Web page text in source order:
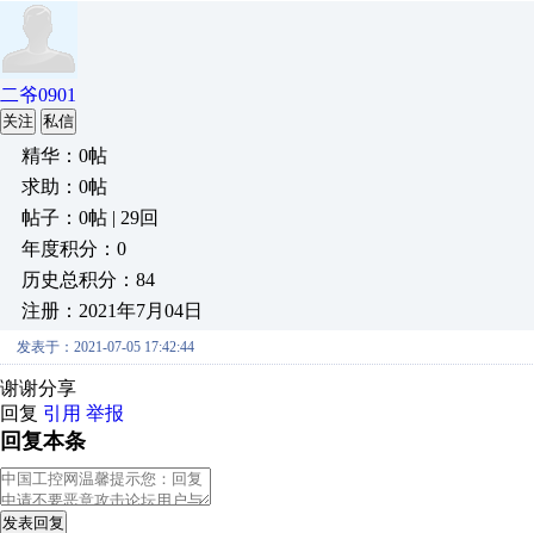
二爷0901
关注 私信
精华：0帖
求助：0帖
帖子：0帖 | 29回
年度积分：0
历史总积分：84
注册：2021年7月04日
发表于：2021-07-05 17:42:44
谢谢分享
回复 引用 举报
回复本条
发表回复